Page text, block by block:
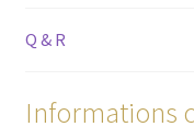
Q & R
Informations